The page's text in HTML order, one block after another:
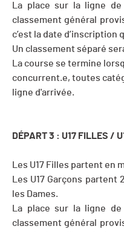
La place sur la ligne
classement général
c’est la date d’inscription
Un classement séparé
La course se termine
concurrent.e, toutes
ligne d'arrivée.
DÉPART 3 : U17 FILLES /
Les U17 Filles partent en
Les U17 Garçons partent
les Dames.
La place sur la ligne
classement général